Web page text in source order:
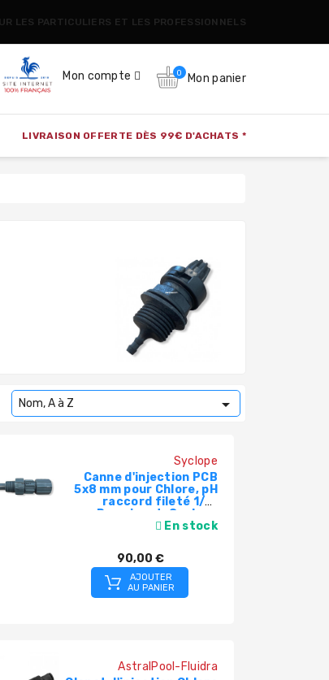
LES PARTICULIERS ET LES PROFESSIONNELS
Mon compte 0 Mon panier
LIVRAISON OFFERTE DÈS 99€ D'ACHATS *
Nom, A à Z 
Syclope
Canne d'injection PCB
5x8 mm pour Chlore, pH
raccord fileté 1/2"
Prominent, Syclope
INJ5929
En stock
90,00 €
AJOUTER
AU PANIER
AstralPool-Fluidra